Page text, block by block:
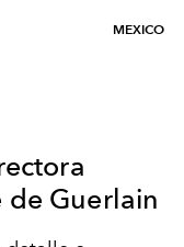
MEXICO
Guerlain